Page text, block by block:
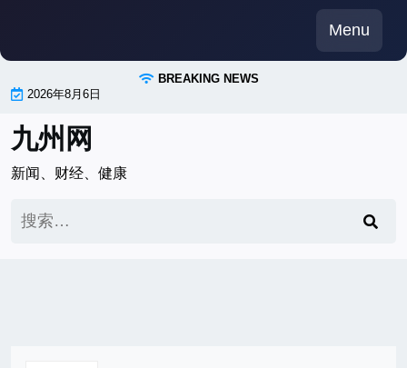
content
Menu
BREAKING NEWS
2026年8月6日
九州网
新闻、财经、健康
索：